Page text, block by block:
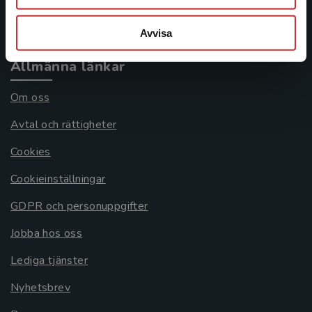
Avvisa
Allmänna länkar
Om oss
Avtal och rättigheter
Cookies
Cookieinställningar
GDPR och personuppgifter
Jobba hos oss
Lediga tjänster
Nyhetsbrev